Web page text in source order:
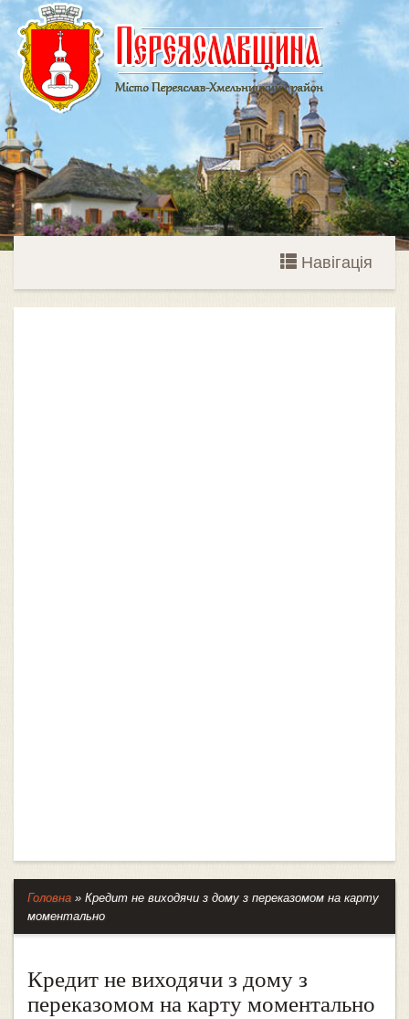
Навігація
Головна » Кредит не виходячи з дому з переказомом на карту
моментально
Кредит не виходячи з дому з
переказомом на карту моментально